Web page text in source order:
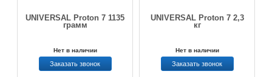
UNIVERSAL Proton 7 1135
грамм
Нет в наличии
Заказать звонок
UNIVERSAL Proton 7 2,3
кг
Нет в наличии
Заказать звонок